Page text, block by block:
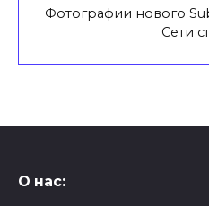
Фотографии нового
Сети
О нас: